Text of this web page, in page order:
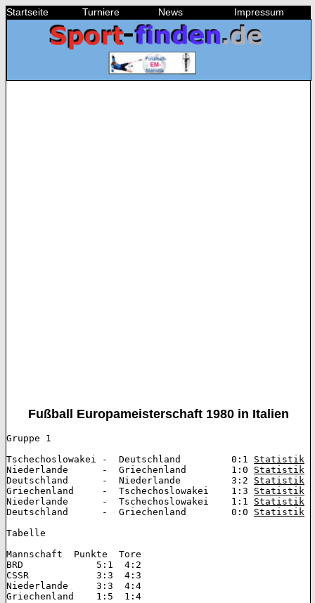
Startseite Turniere News Impressum
Fußball Europameisterschaft 1980 in Italien
Gruppe 1
Tschechoslowakei -  Deutschland		0:1 Statistik
Niederlande  	 -  Griechenland 	1:0 Statistik
Deutschland	 -  Niederlande  	3:2 Statistik
Griechenland  	 -  Tschechoslowakei	1:3 Statistik
Niederlande  	 -  Tschechoslowakei	1:1 Statistik
Deutschland	 -  Griechenland 	0:0 Statistik
Tabelle
Mannschaft  Punkte  Tore
BRD  		5:1  4:2
CSSR  		3:3  4:3
Niederlande  	3:3  4:4
Griechenland  	1:5  1:4